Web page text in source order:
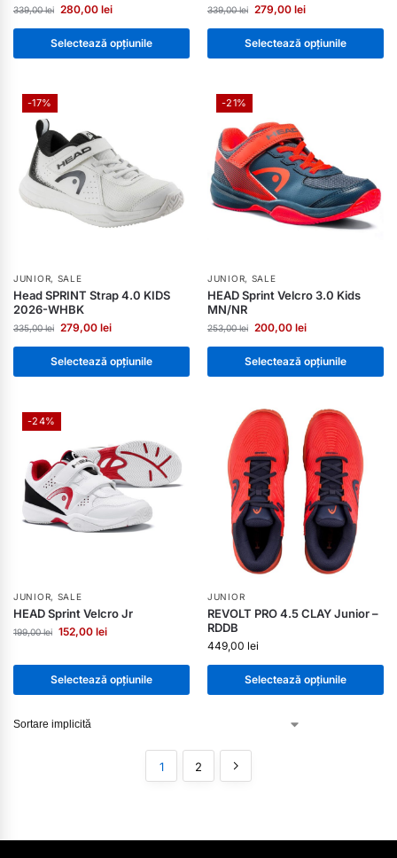
339,00lei 280,00 lei
Selectează opțiunile
339,00lei 279,00 lei
Selectează opțiunile
-17%
JUNIOR, SALE
Head SPRINT Strap 4.0 KIDS
2026-WHBK
335,00lei 279,00 lei
Selectează opțiunile
-21%
JUNIOR, SALE
HEAD Sprint Velcro 3.0 Kids
MN/NR
253,00lei 200,00 lei
Selectează opțiunile
-24%
JUNIOR, SALE
HEAD Sprint Velcro Jr
199,00lei 152,00 lei
Selectează opțiunile
JUNIOR
REVOLT PRO 4.5 CLAY Junior –
RDDB
449,00 lei
Selectează opțiunile
1 2